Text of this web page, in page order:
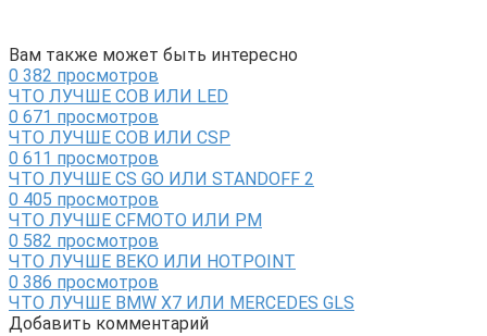
Вам также может быть интересно
0 382 просмотров
ЧТО ЛУЧШЕ COB ИЛИ LED
0 671 просмотров
ЧТО ЛУЧШЕ COB ИЛИ CSP
0 611 просмотров
ЧТО ЛУЧШЕ CS GO ИЛИ STANDOFF 2
0 405 просмотров
ЧТО ЛУЧШЕ CFMOTO ИЛИ РМ
0 582 просмотров
ЧТО ЛУЧШЕ BEKO ИЛИ HOTPOINT
0 386 просмотров
ЧТО ЛУЧШЕ BMW X7 ИЛИ MERCEDES GLS
Добавить комментарий